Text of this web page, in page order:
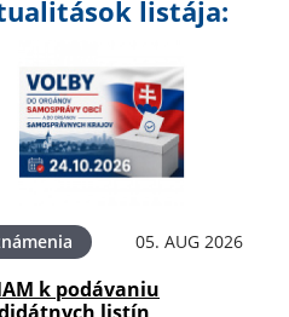
listája:
05. AUG 2026
k podávaniu